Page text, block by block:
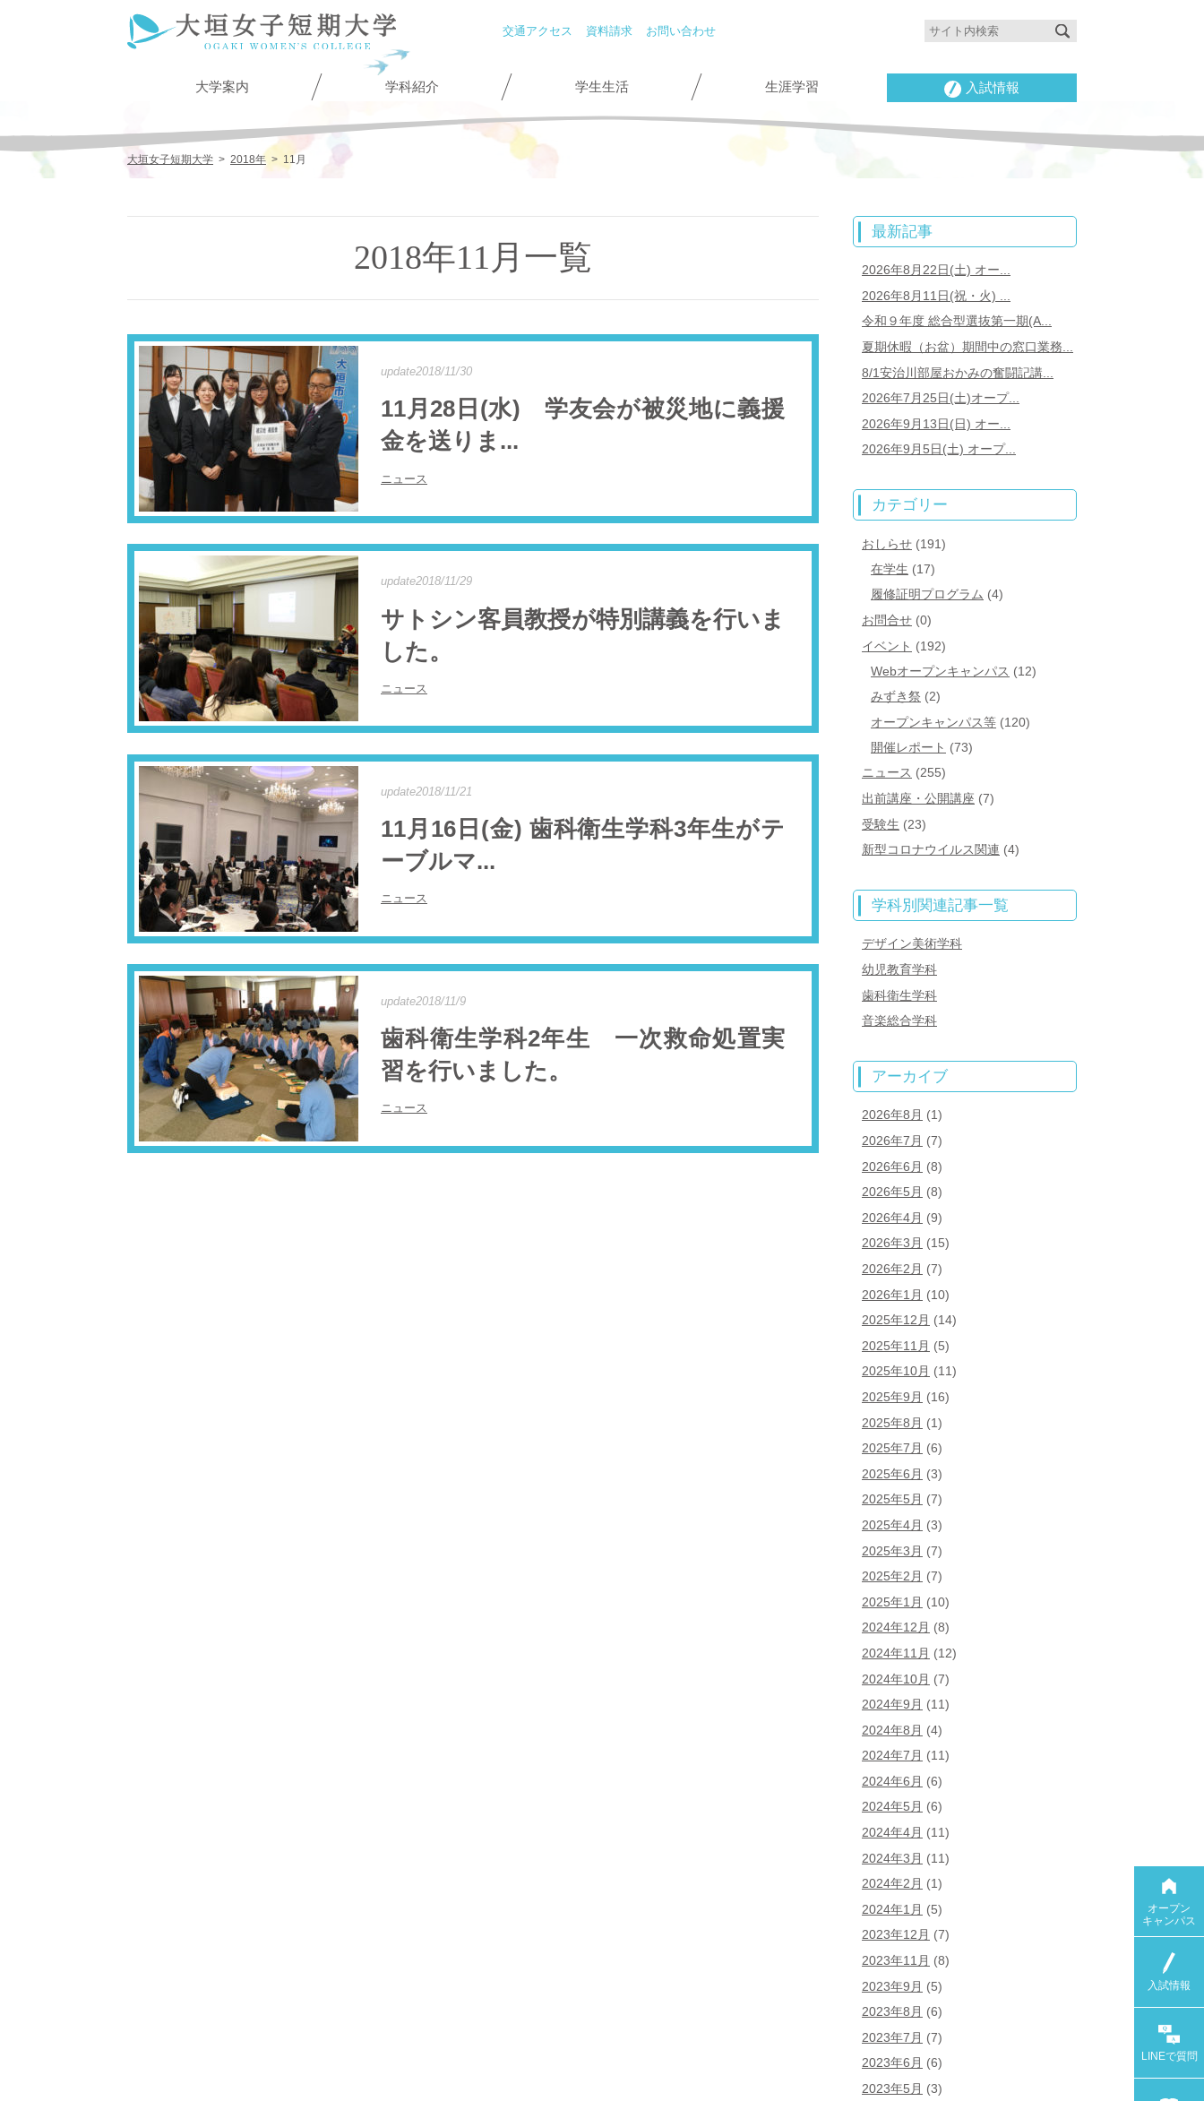
交通アクセス 資料請求 お問い合わせ
大学案内 学科紹介 学生生活 生涯学習 入試情報
大垣女子短期大学 > 2018年 > 11月
2018年11月一覧
update2018/11/30
11月28日(水) 学友会が被災地に義援
金を送りま...
ニュース
update2018/11/29
サトシン客員教授が特別講義を行いま
した。
ニュース
update2018/11/21
11月16日(金) 歯科衛生学科3年生がテ
ーブルマ...
ニュース
update2018/11/9
歯科衛生学科2年生 一次救命処置実
習を行いました。
ニュース
最新記事
2026年8月22日(土) オー...
2026年8月11日(祝・火) ...
令和９年度 総合型選抜第一期(A...
夏期休暇（お盆）期間中の窓口業務...
8/1安治川部屋おかみの奮闘記講...
2026年7月25日(土)オープ...
2026年9月13日(日) オー...
2026年9月5日(土) オープ...
カテゴリー
おしらせ (191)
在学生 (17)
履修証明プログラム (4)
お問合せ (0)
イベント (192)
Webオープンキャンパス (12)
みずき祭 (2)
オープンキャンパス等 (120)
開催レポート (73)
ニュース (255)
出前講座・公開講座 (7)
受験生 (23)
新型コロナウイルス関連 (4)
学科別関連記事一覧
デザイン美術学科
幼児教育学科
歯科衛生学科
音楽総合学科
アーカイブ
2026年8月 (1)
2026年7月 (7)
2026年6月 (8)
2026年5月 (8)
2026年4月 (9)
2026年3月 (15)
2026年2月 (7)
2026年1月 (10)
2025年12月 (14)
2025年11月 (5)
2025年10月 (11)
2025年9月 (16)
2025年8月 (1)
2025年7月 (6)
2025年6月 (3)
2025年5月 (7)
2025年4月 (3)
2025年3月 (7)
2025年2月 (7)
2025年1月 (10)
2024年12月 (8)
2024年11月 (12)
2024年10月 (7)
2024年9月 (11)
2024年8月 (4)
2024年7月 (11)
2024年6月 (6)
2024年5月 (6)
2024年4月 (11)
2024年3月 (11)
2024年2月 (1)
2024年1月 (5)
2023年12月 (7)
2023年11月 (8)
2023年9月 (5)
2023年8月 (6)
2023年7月 (7)
2023年6月 (6)
2023年5月 (3)
オープン
キャンパス
入試情報
LINEで質問